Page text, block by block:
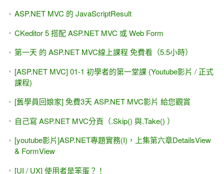
ASP.NET MVC 的 JavaScriptResult
CKeditor 5 搭配 ASP.NET MVC 或 Web Form
第一天 的 ASP.NET MVC線上課程 免費看（5.5小時）
[ASP.NET MVC] 01-1 初學者的第一堂課 (Youtube影片 / 正式
課程)
[舊學員回娘家] 免費3天 ASP.NET MVC影片 給您觀賞
自己寫 ASP.NET MVC分頁（.Skip() 與.Take() ）
[youtube影片]ASP.NET專題實務(I)，上集第六章DetailsView
& FormView
[UI / UX] 使用者是笨蛋？！